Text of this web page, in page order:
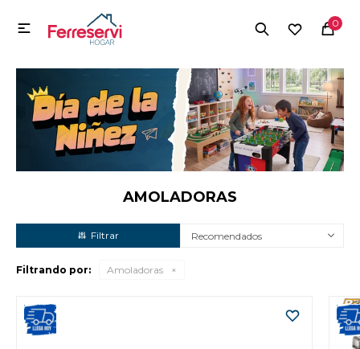
0

AMOLADORAS
Recomendados
Filtrando por: Amoladoras
MI CUENTA
Menú Herramientas y Construcción Electrodomésticos
Herramientas y Construcción
Electrodomésticos
Tecnología
Deportes